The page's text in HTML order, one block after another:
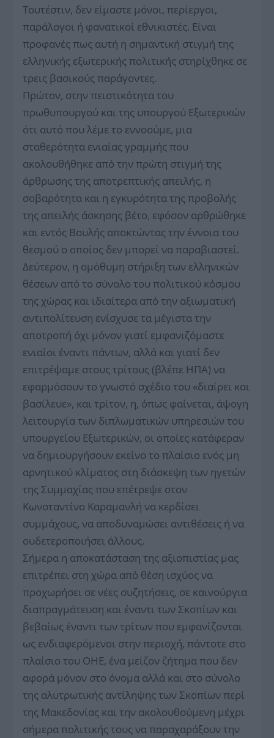
Τουτέστιν, δεν είμαστε μόνοι, περίεργοι,
παράλογοι ή φανατικοί εθνικιστές. Είναι
προφανές πως αυτή η σημαντική στιγμή της
ελληνικής εξωτερικής πολιτικής στηρίχθηκε σε
τρεις βασικούς παράγοντες.
Πρώτον, στην πειστικότητα του
πρωθυπουργού και της υπουργού Εξωτερικών
ότι αυτό που λέμε το εννοούμε, μια
σταθερότητα ενιαίας γραμμής που
ακολουθήθηκε από την πρώτη στιγμή της
άρθρωσης της αποτρεπτικής απειλής, η
σοβαρότητα και η εγκυρότητα της προβολής
της απειλής άσκησης βέτο, εφόσον αρθρώθηκε
και εντός Βουλής αποκτώντας την έννοια του
θεσμού ο οποίος δεν μπορεί να παραβιαστεί.
Δεύτερον, η ομόθυμη στήριξη των ελληνικών
θέσεων από το σύνολο του πολιτικού κόσμου
της χώρας και ιδιαίτερα από την αξιωματική
αντιπολίτευση ενίσχυσε τα μέγιστα την
αποτροπή όχι μόνον γιατί εμφανιζόμαστε
ενιαίοι έναντι πάντων, αλλά και γιατί δεν
επιτρέψαμε στους τρίτους (βλέπε ΗΠΑ) να
εφαρμόσουν το γνωστό σχέδιο του «διαίρει και
βασίλευε», και τρίτον, η, όπως φαίνεται, άψογη
λειτουργία των διπλωματικών υπηρεσιών του
υπουργείου Εξωτερικών, οι οποίες κατάφεραν
να δημιουργήσουν εκείνο το πλαίσιο ενός μη
αρνητικού κλίματος στη διάσκεψη των ηγετών
της Συμμαχίας που επέτρεψε στον
Κωνσταντίνο Καραμανλή να κερδίσει
συμμάχους, να αποδυναμώσει αντιθέσεις ή να
ουδετεροποιήσει άλλους.
Σήμερα η αποκατάσταση της αξιοπιστίας μας
επιτρέπει στη χώρα από θέση ισχύος να
προχωρήσει σε νέες συζητήσεις, σε καινούργια
διαπραγμάτευση και έναντι των Σκοπίων και
βεβαίως έναντι των τρίτων που εμφανίζονται
ως ενδιαφερόμενοι στην περιοχή, πάντοτε στο
πλαίσιο του ΟΗΕ, ένα μείζον ζήτημα που δεν
αφορά μόνον στο όνομα αλλά και στο σύνολο
της αλυτρωτικής αντίληψης των Σκοπίων περί
της Μακεδονίας και την ακολουθούμενη μέχρι
σήμερα πολιτικής τους να παραχαράξουν την